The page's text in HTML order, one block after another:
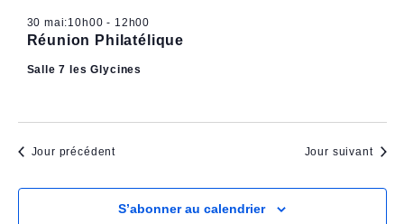
Réunion Philatélique
30 mai:10h00 - 12h00
Salle 7 les Glycines
Jour précédent Jour suivant
S’abonner au calendrier